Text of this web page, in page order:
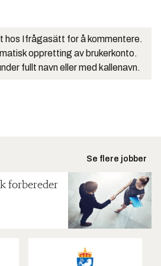
hos Ifrågasätt for å kommentere.
oppretting av brukerkonto.
fullt navn eller med kallenavn.
Se flere jobber
forbereder